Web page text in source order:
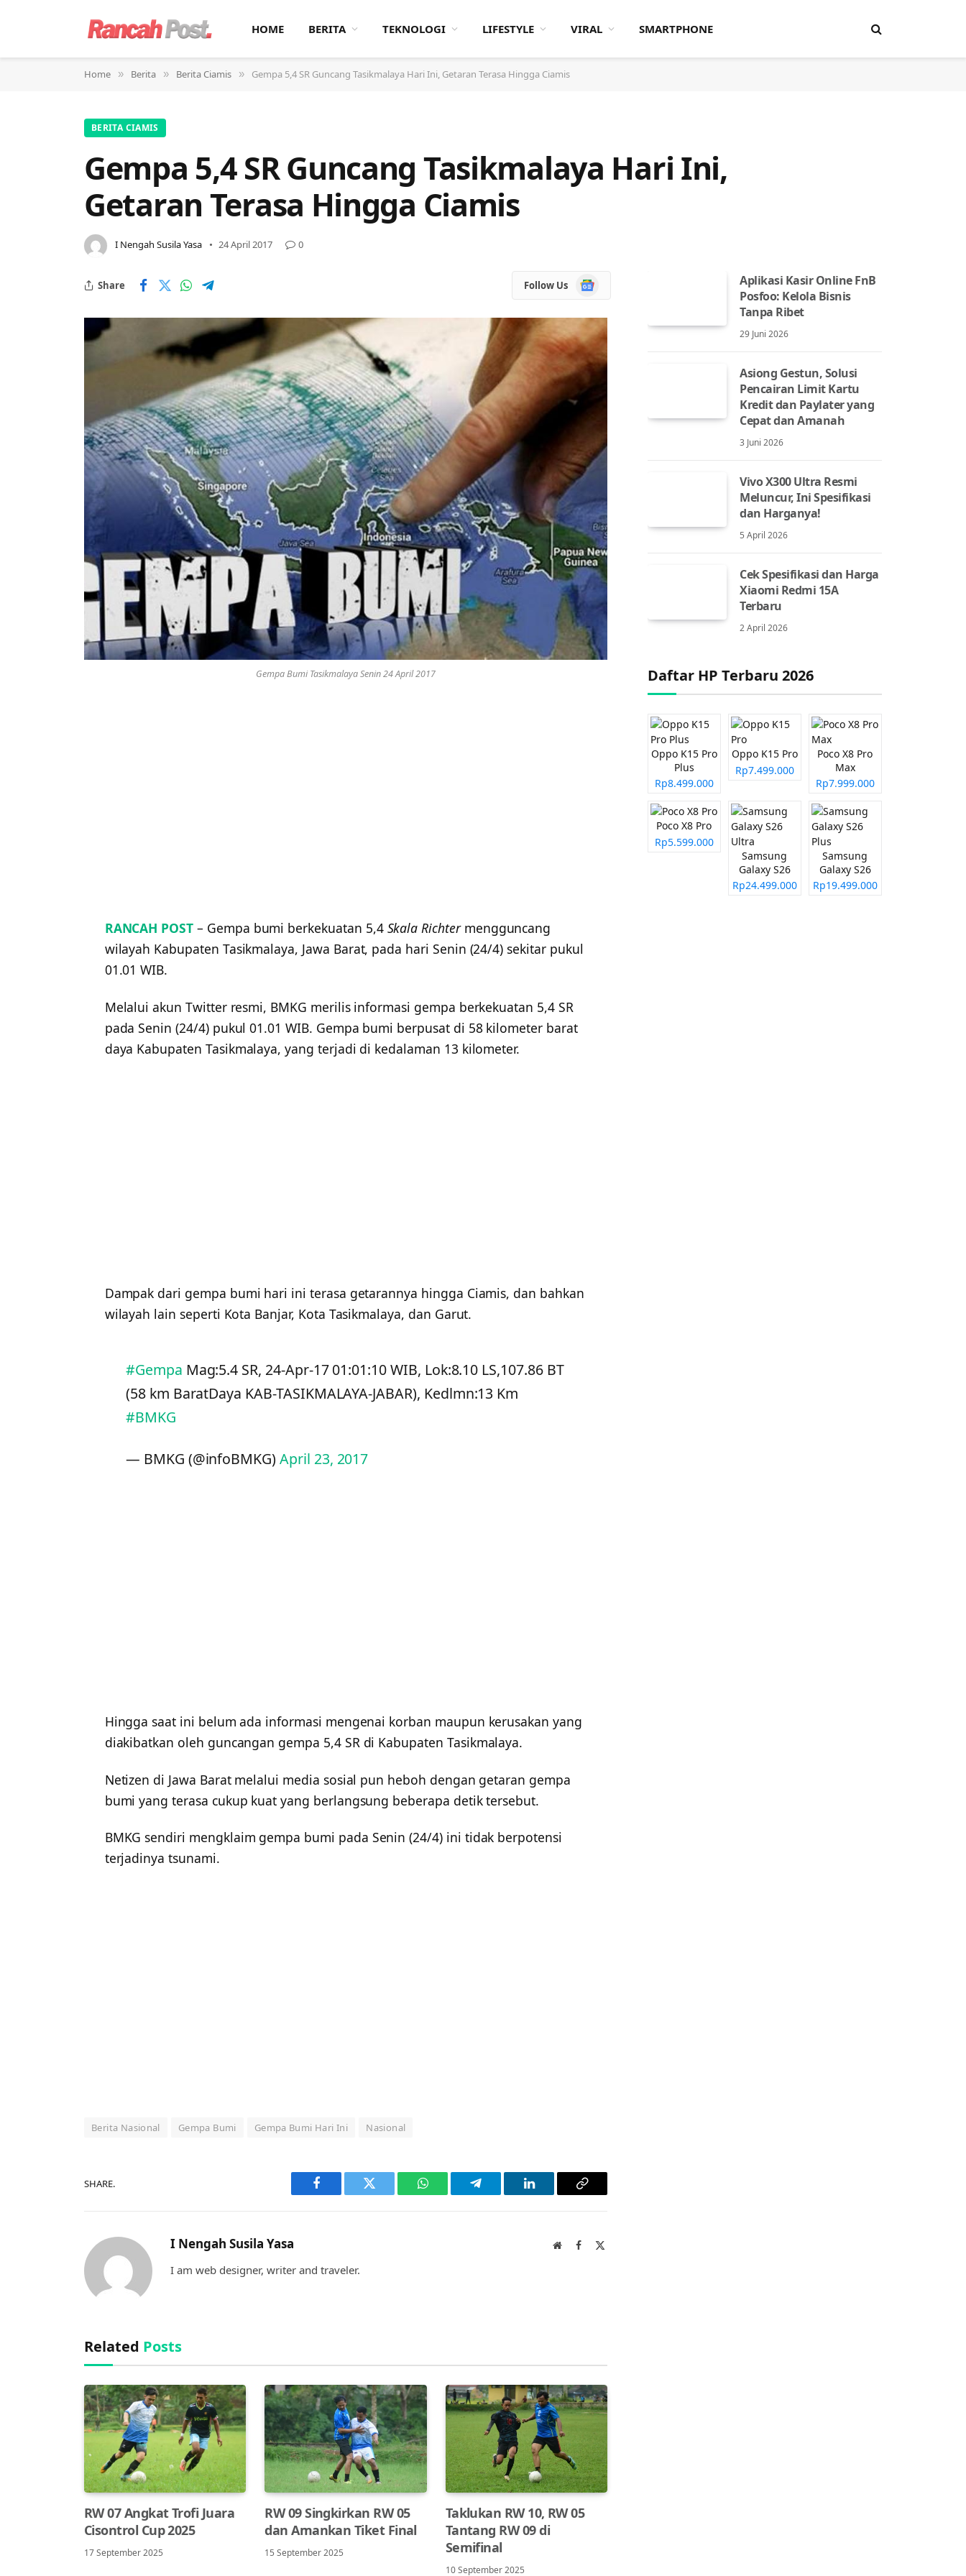
HOME BERITA TEKNOLOGI LIFESTYLE VIRAL SMARTPHONE
Home » Berita » Berita Ciamis » Gempa 5,4 SR Guncang Tasikmalaya Hari Ini, Getaran Terasa Hingga Ciamis
BERITA CIAMIS
Gempa 5,4 SR Guncang Tasikmalaya Hari Ini,
Getaran Terasa Hingga Ciamis
I Nengah Susila Yasa 24 April 2017 0
Share Follow Us
Google
News
Gempa Bumi Tasikmalaya Senin 24 April 2017
RANCAH POST – Gempa bumi berkekuatan 5,4 Skala Richtermengguncang
wilayah Kabupaten Tasikmalaya, Jawa Barat, pada hari Senin (24/4) sekitar pukul
01.01 WIB.
Melalui akun Twitter resmi, BMKG merilis informasi gempa berkekuatan 5,4 SR
pada Senin (24/4) pukul 01.01 WIB. Gempa bumi berpusat di 58 kilometer barat
daya Kabupaten Tasikmalaya, yang terjadi di kedalaman 13 kilometer.
Dampak dari gempa bumi hari ini terasa getarannya hingga Ciamis, dan bahkan
wilayah lain seperti Kota Banjar, Kota Tasikmalaya, dan Garut.
#Gempa Mag:5.4 SR, 24-Apr-17 01:01:10 WIB, Lok:8.10 LS,107.86 BT
(58 km BaratDaya KAB-TASIKMALAYA-JABAR), Kedlmn:13 Km
#BMKG
— BMKG (@infoBMKG)April 23, 2017
Hingga saat ini belum ada informasi mengenai korban maupun kerusakan yang
diakibatkan oleh guncangan gempa 5,4 SR di Kabupaten Tasikmalaya.
Netizen di Jawa Barat melalui media sosial pun heboh dengan getaran gempa
bumi yang terasa cukup kuat yang berlangsung beberapa detik tersebut.
BMKG sendiri mengklaim gempa bumi pada Senin (24/4) ini tidak berpotensi
terjadinya tsunami.
Berita Nasional Gempa Bumi Gempa Bumi Hari Ini Nasional
SHARE.
Facebook Twitter WhatsAppTelegram LinkedIn Copy
I Nengah Susila Yasa WebsiteFacebook
I am web designer, writer and traveler.
Related Posts
RW 07 Angkat Trofi Juara
Cisontrol Cup 2025
17 September 2025
RW 09 Singkirkan RW 05
dan Amankan Tiket Final
15 September 2025
Taklukan RW 10, RW 05
Tantang RW 09 di
Semifinal
10 September 2025
Aplikasi Kasir Online FnB
Posfoo: Kelola Bisnis
Tanpa Ribet
29 Juni 2026
Asiong Gestun, Solusi
Pencairan Limit Kartu
Kredit dan Paylater yang
Cepat dan Amanah
3 Juni 2026
Vivo X300 Ultra Resmi
Meluncur, Ini Spesifikasi
dan Harganya!
5 April 2026
Cek Spesifikasi dan Harga
Xiaomi Redmi 15A
Terbaru
2 April 2026
Daftar HP Terbaru 2026
Oppo K15 Pro
Plus
Rp8.499.000
Oppo K15 Pro
Rp7.499.000
Poco X8 Pro
Max
Rp7.999.000
Poco X8 Pro
Rp5.599.000
Samsung
Galaxy S26
Ultra
Rp24.499.000
Samsung
Galaxy S26
Plus
Rp19.499.000